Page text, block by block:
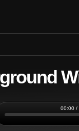
00:00 /